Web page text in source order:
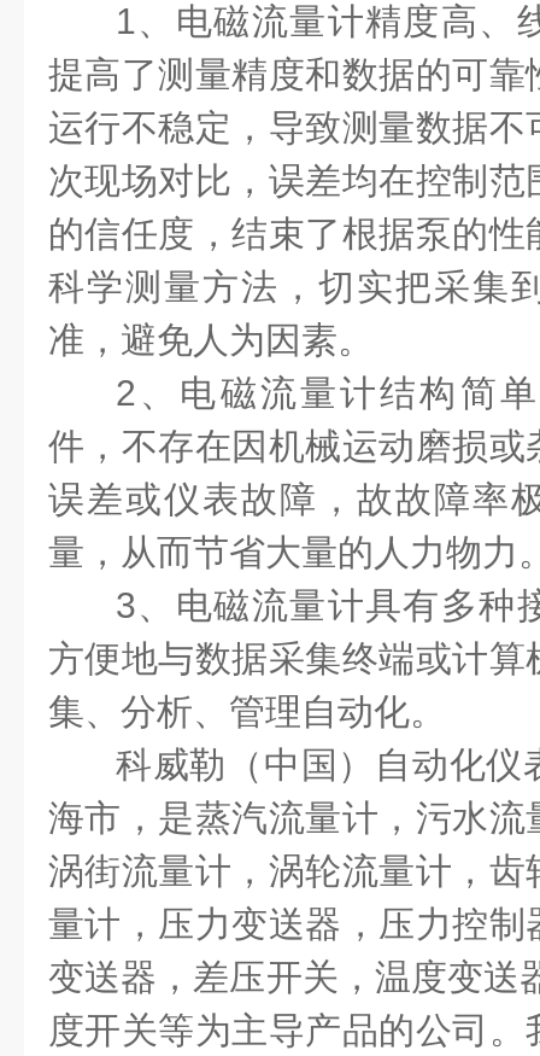
1、电磁流量计精度高、
提高了测量精度和数据的可
运行不稳定，导致测量数据
次现场对比，误差均在控制
的信任度，结束了根据泵的
科学测量方法，切实把采集
准，避免人为因素。
2、电磁流量计结构简
件，不存在因机械运动磨损
误差或仪表故障，故故障率
量，从而节省大量的人力物力
3、电磁流量计具有多种
方便地与数据采集终端或计
集、分析、管理自动化。
科威勒（中国）自动化仪
海市，是蒸汽流量计，污水
涡街流量计，涡轮流量计，
量计，压力变送器，压力控
变送器，差压开关，温度变送
度开关等为主导产品的公司